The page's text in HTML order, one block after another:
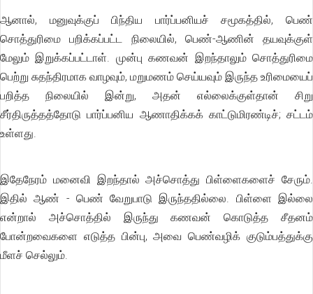
ஆனால், மனுவுக்குப் பிந்திய பார்ப்பனியச் சமூகத்தில், பெண்
சொத்துரிமை பறிக்கப்பட்ட நிலையில், பெண்-ஆணின் தயவுக்குள்
மேலும் இறுக்கப்பட்டாள். முன்பு கணவன் இறந்தாலும் சொத்துரிமை
பெற்று சுதந்திரமாக வாழவும், மறுமணம் செய்யவும் இருந்த உரிமையைப்
பறித்த நிலையில் இன்று, அதன் எல்லைக்குள்தான் சிறு
சீர்திருத்தத்தோடு பார்ப்பனிய ஆணாதிக்கக் காட்டுமிரண்டிச்; சட்டம்
உள்ளது.
இதேநேரம் மனைவி இறந்தால் அச்சொத்து பிள்ளைகளைச் சேரும்.
இதில் ஆண் - பெண் வேறுபாடு இருந்ததில்லை. பிள்ளை இல்லை
என்றால் அச்சொத்தில் இருந்து கணவன் கொடுத்த சீதனம்
போன்றவைகளை எடுத்த பின்பு, அவை பெண்வழிக் குடும்பத்துக்கு
மீளச் செல்லும்.